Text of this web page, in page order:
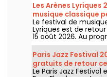
Les Arènes Lyriques
musique classique
Montmartre
Le festival de
Lyriques est de
15 août 2026. Au
16 concerts donnés
Montmartre, un
les grands classiques.
Paris Jazz Festival
gratuits de retour
programme
Le Paris Jazz